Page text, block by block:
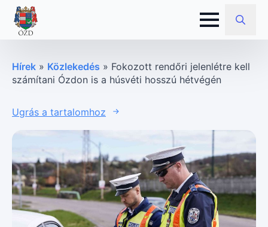
Search
Hírek » Közlekedés » Fokozott rendőri jelenlétre kell
számítani Ózdon is a húsvéti hosszú hétvégén
Ugrás a tartalomhoz